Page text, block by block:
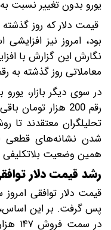
یورو بدون تغییر نسبت
قیمت دلار که روز
بود، امروز نیز
معاملاتی روز گذشته به رقم 174 هزار و 700 تومان
در سوی دیگر بازار،
رقم 200 هزار
تحلیلگران معتقدند
شدن نشانه‌های قطعی
همین وضعیت
رشد قیمت دلار